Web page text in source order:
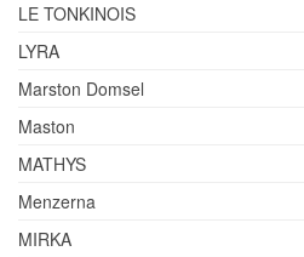
LE TONKINOIS
LYRA
Marston Domsel
Maston
MATHYS
Menzerna
MIRKA